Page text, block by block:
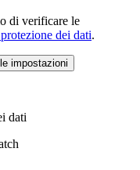
di verificare le
dei dati.
impostazioni
dati